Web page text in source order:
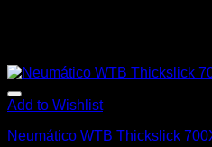
Add to Wishlist
Neumático WTB Thickslick